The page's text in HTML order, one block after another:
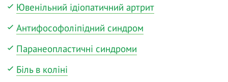
Ювенільний ідіопатичний артрит
Антифософоліпідний синдром
Паранеопластичні синдроми
Біль в коліні